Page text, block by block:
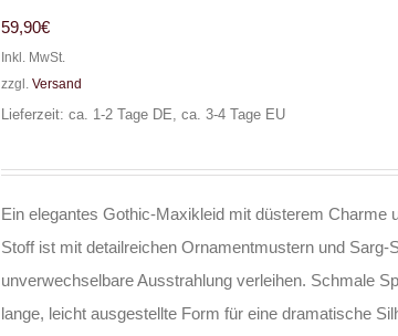
59,90€
Inkl. MwSt.
zzgl. Versand
Lieferzeit: ca. 1-2 Tage DE, ca. 3-4 Tage EU
Ein elegantes Gothic-Maxikleid mit düsterem
Stoff ist mit detailreichen Ornamentmustern und
unverwechselbare Ausstrahlung verleihen. Schmale
lange, leicht ausgestellte Form für eine dramatische